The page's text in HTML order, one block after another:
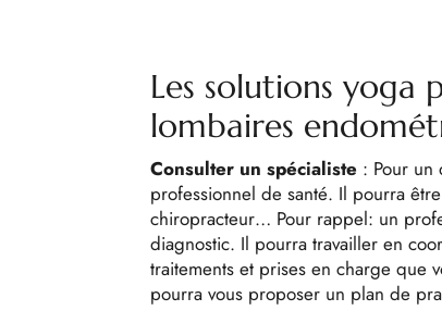
Les solutions yoga
lombaires
Consulter un spécialiste : Pour un
professionnel de santé. Il pourra
chiropracteur… Pour rappel: un
diagnostic. Il pourra travailler en
traitements et prises en charge que
pourra vous proposer un plan de